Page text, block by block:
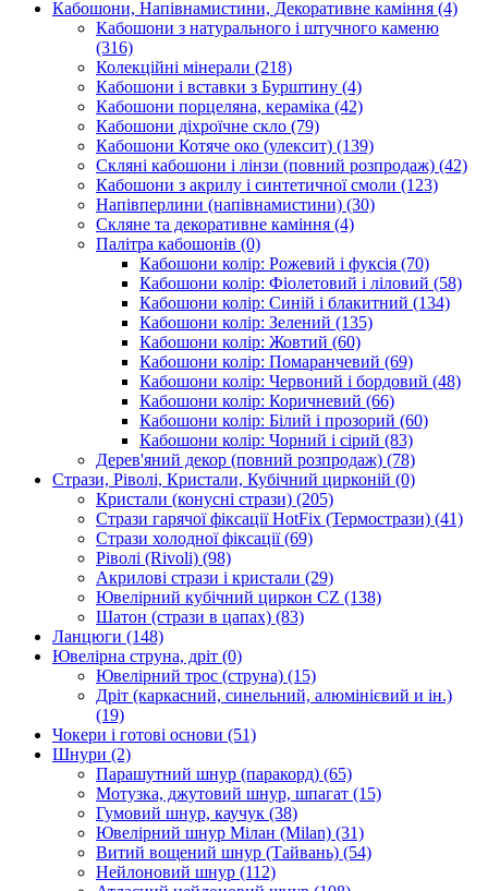
Кабошони, Напівнамистини, Декоративне каміння (4)
Кабошони з натурального і штучного каменю
(316)
Колекційні мінерали (218)
Кабошони і вставки з Бурштину (4)
Кабошони порцеляна, кераміка (42)
Кабошони діхроїчне скло (79)
Кабошони Котяче око (улексит) (139)
Скляні кабошони і лінзи (повний розпродаж) (42)
Кабошони з акрилу і синтетичної смоли (123)
Напівперлини (напівнамистини) (30)
Скляне та декоративне каміння (4)
Палітра кабошонів (0)
Кабошони колір: Рожевий і фуксія (70)
Кабошони колір: Фіолетовий і ліловий (58)
Кабошони колір: Синій і блакитний (134)
Кабошони колір: Зелений (135)
Кабошони колір: Жовтий (60)
Кабошони колір: Помаранчевий (69)
Кабошони колір: Червоний і бордовий (48)
Кабошони колір: Коричневий (66)
Кабошони колір: Білий і прозорий (60)
Кабошони колір: Чорний і сірий (83)
Дерев'яний декор (повний розпродаж) (78)
Стрази, Ріволі, Кристали, Кубічний цирконій (0)
Кристали (конусні стрази) (205)
Стрази гарячої фіксації HotFix (Термострази) (41)
Стрази холодної фіксації(69)
Ріволі (Rivoli) (98)
Акрилові стрази і кристали (29)
Ювелірний кубічний циркон CZ (138)
Шатон (стрази в цапах) (83)
Ланцюги (148)
Ювелірна струна, дріт (0)
Ювелірний трос (струна) (15)
Дріт (каркасний, синельний, алюмінієвий и ін.)
(19)
Чокери і готові основи (51)
Шнури (2)
Парашутний шнур (паракорд) (65)
Мотузка, джутовий шнур, шпагат (15)
Гумовий шнур, каучук (38)
Ювелірний шнур Мілан (Milan) (31)
Витий вощений шнур (Тайвань) (54)
Нейлоновий шнур (112)